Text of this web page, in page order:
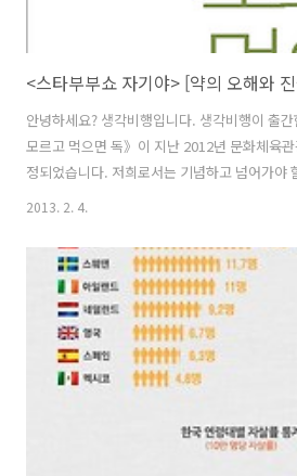
<스타부부쇼 자기야> [약의 오해와
안녕하세요? 생각비행입니다. 생각비행이 출
모르고 먹으면 독》이 지난 2012년 문화체육
정되었습니다. 저희로서는 기념하고 넘어가야
합니다. ^^ 2012년 문화체육관광부 우수교양도
광부가 국내의 양서 출판 진작을 위해 1968년
철학, 예술, 아동·청소년 등 총 12개 분야의 우
구입하여 공공도서관 등에 배포함으로써 국내
독서문화 향상에 기여한다는 취지입니다. 887
일부터 2012년 7월 31일 사이에 국내 초판 발
2013. 2. 4.